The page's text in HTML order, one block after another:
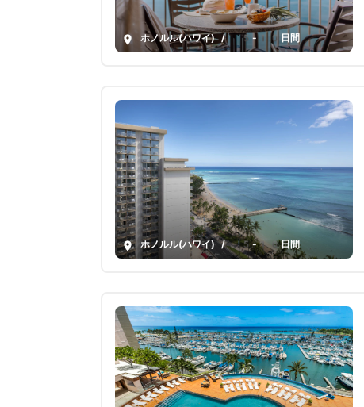
ホノルル(ハワイ) / 5-10日間
ホノルル(ハワイ) / 5-10日間